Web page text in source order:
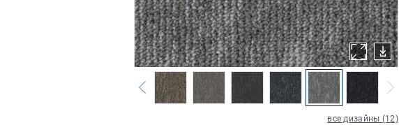
все дизайны (12)